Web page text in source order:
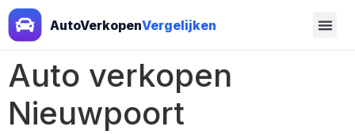
AutoVerkopenVergelijken
Auto verkopen
Nieuwpoort